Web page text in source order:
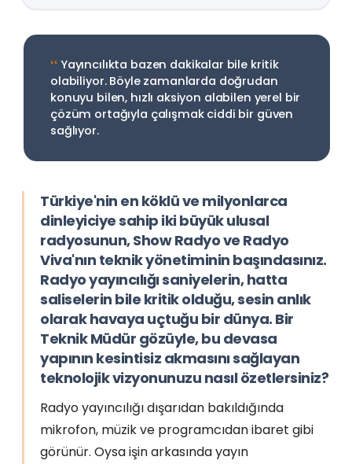
“ Yayıncılıkta bazen dakikalar bile kritik
olabiliyor. Böyle zamanlarda doğrudan
konuyu bilen, hızlı aksiyon alabilen yerel bir
çözüm ortağıyla çalışmak ciddi bir güven
sağlıyor.
Türkiye'nin en köklü ve milyonlarca
dinleyiciye sahip iki büyük ulusal
radyosunun, Show Radyo ve Radyo
Viva'nın teknik yönetiminin başındasınız.
Radyo yayıncılığı saniyelerin, hatta
saliselerin bile kritik olduğu, sesin anlık
olarak havaya uçtuğu bir dünya. Bir
Teknik Müdür gözüyle, bu devasa
yapının kesintisiz akmasını sağlayan
teknolojik vizyonunuzu nasıl özetlersiniz?
Radyo yayıncılığı dışarıdan bakıldığında
mikrofon, müzik ve programcıdan ibaret gibi
görünür. Oysa işin arkasında yayın